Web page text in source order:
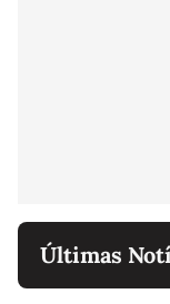
Últimas